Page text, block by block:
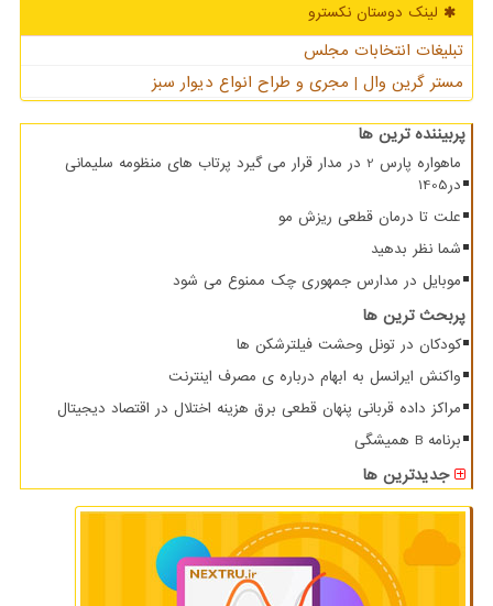
لینک دوستان نكسترو
تبلیغات انتخابات مجلس
مستر گرین وال | مجری و طراح انواع دیوار سبز
پربیننده ترین ها
ماهواره پارس 2 در مدار قرار می گیرد پرتاب های منظومه سلیمانی
در1405
علت تا درمان قطعی ریزش مو
شما نظر بدهید
موبایل در مدارس جمهوری چک ممنوع می شود
پربحث ترین ها
کودکان در تونل وحشت فیلترشکن ها
واکنش ایرانسل به ابهام درباره ی مصرف اینترنت
مراکز داده قربانی پنهان قطعی برق هزینه اختلال در اقتصاد دیجیتال
برنامه B همیشگی
جدیدترین ها